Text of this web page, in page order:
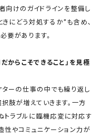
向けのガイドラインを整備し
きにどう対処するか”も含め、
要があります。
からこそできること」を見極
ターの仕事の中でも繰り返し
肢が増えていきます。一方
トラブルに臨機応変に対応す
性やコミュニケーション力が